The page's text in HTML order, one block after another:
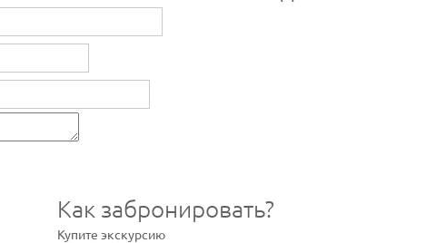
Как забронировать?
Купите экскурсию